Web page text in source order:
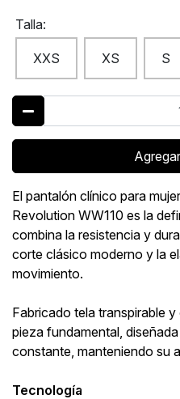
Talla:
XXS XS S
El pantalón clínico para
Revolution WW110 es la
combina la resistencia y
corte clásico moderno y la
movimiento.
Fabricado tela transpirable
pieza fundamental,
constante, manteniendo su
Tecnología